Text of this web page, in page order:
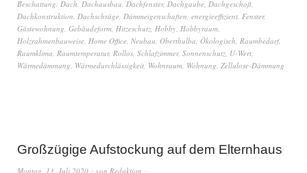
Beschattung, Dach, Dachausbau, Dachfenster, Dachgaube, Dachgeschoß,
Dachkonstruktion, Dachschräge, Dämmeigenschaften, energieeffizient, Fenster,
Gästewohnung, Gebäudeform, Hitzeschutz, Hobby, Hobbyraum,
Holzrahmenbauweise, Home Office, Neubau, Oberthulba, Ökologisch, Raumbedarf,
Raumklima, Raumtemperatur, Rollos, Schlafzimmer, Sonnenschutz, U-Wert,
Wärmedämmung, Wärmedurchlässigkeit, Wohnraum, Wohnung, Zellulose-Dämmung
Großzügige Aufstockung auf dem Elternhaus
Montag, 13. Juli 2020 von Redaktion